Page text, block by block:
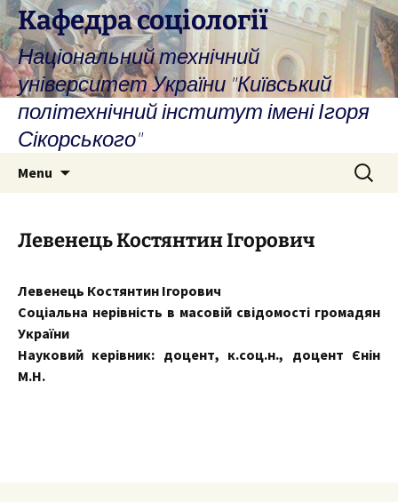
Skip
to
content
Кафедра соціології
Національний технічний
університет України "Київський
політехнічний інститут імені Ігоря
Сікорського"
Menu
Search
for:
Левенець Костянтин Ігорович
Левенець Костянтин Ігорович
Соціальна нерівність в масовій свідомості громадян
України
Науковий керівник: доцент, к.соц.н., доцент Єнін
М.Н.